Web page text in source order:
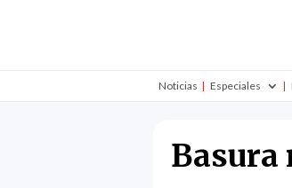
Noticias Especiales
Basura